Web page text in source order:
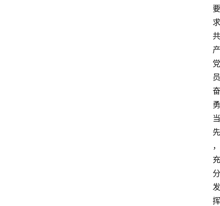
要
求
共
产
党
员
奋
勇
当
先
，
充
分
发
挥